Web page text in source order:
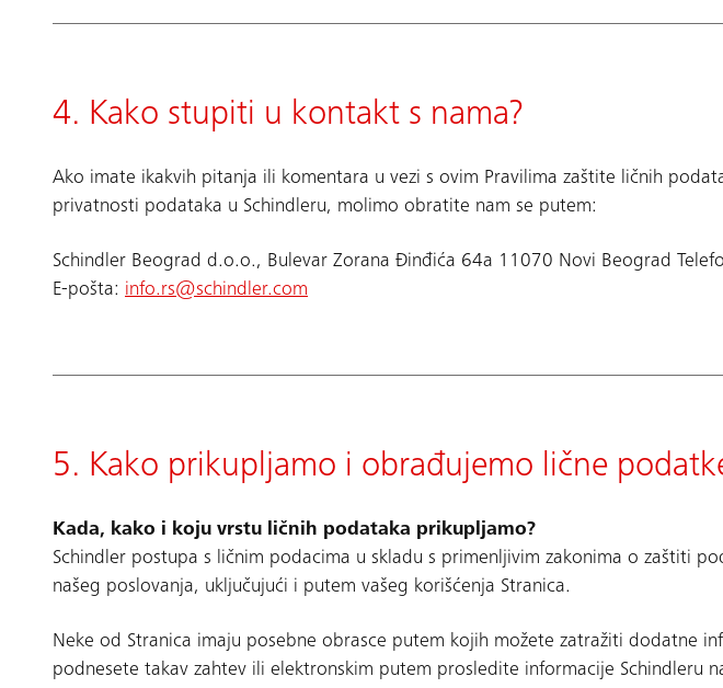
4. Kako stupiti u kontakt s nama?
Ako imate ikakvih pitanja ili komentara u vezi s ovim Pravilima zaštite ličnih
privatnosti podataka u Schindleru, molimo obratite nam se putem:
Schindler Beograd d.o.o., Bulevar Zorana Đinđića 64a 11070 Novi Beograd
E-pošta: info.rs@schindler.com
5. Kako prikupljamo i obrađujemo lične
Kada, kako i koju vrstu ličnih podataka prikupljamo?
Schindler postupa s ličnim podacima u skladu s primenljivim zakonima o zaštiti
našeg poslovanja, uključujući i putem vašeg korišćenja Stranica.
Neke od Stranica imaju posebne obrasce putem kojih možete zatražiti dodatne
podnesete takav zahtev ili elektronskim putem prosledite informacije Schindleru